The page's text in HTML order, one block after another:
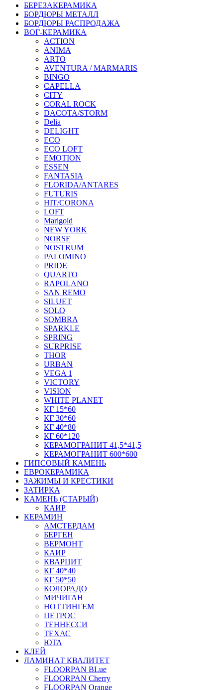
БЕРЕЗАКЕРАМИКА
БОРДЮРЫ МЕТАЛЛ
БОРДЮРЫ РАСПРОДАЖА
ВОГ-КЕРАМИКА
ACTION
ANIMA
ARTO
AVENTURA / MARMARIS
BINGO
CAPELLA
CITY
CORAL ROCK
DACOTA/STORM
Delia
DELIGHT
ECO
ECO LOFT
EMOTION
ESSEN
FANTASIA
FLORIDA/ANTARES
FUTURIS
HIT/CORONA
LOFT
Marigold
NEW YORK
NORSE
NOSTRUM
PALOMINO
PRIDE
QUARTO
RAPOLANO
SAN REMO
SILUET
SOLO
SOMBRA
SPARKLE
SPRING
SURPRISE
THOR
URBAN
VEGA 1
VICTORY
VISION
WHITE PLANET
КГ 15*60
КГ 30*60
КГ 40*80
КГ 60*120
КЕРАМОГРАНИТ 41,5*41,5
КЕРАМОГРАНИТ 600*600
ГИПСОВЫЙ КАМЕНЬ
ЕВРОКЕРАМИКА
ЗАЖИМЫ И КРЕСТИКИ
ЗАТИРКА
КАМЕНЬ (СТАРЫЙ)
КАИР
КЕРАМИН
АМСТЕРДАМ
БЕРГЕН
ВЕРМОНТ
КАИР
КВАРЦИТ
КГ 40*40
КГ 50*50
КОЛОРАДО
МИЧИГАН
НОТТИНГЕМ
ПЕТРОС
ТЕННЕССИ
ТЕХАС
ЮТА
КЛЕЙ
ЛАМИНАТ КВАЛИТЕТ
FLOORPAN BLue
FLOORPAN Cherry
FLOORPAN Orange